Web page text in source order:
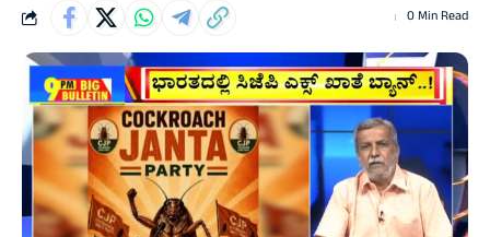
0 Min Read